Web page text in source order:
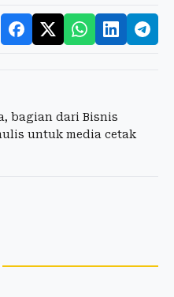
bagian dari Bisnis
untuk media cetak